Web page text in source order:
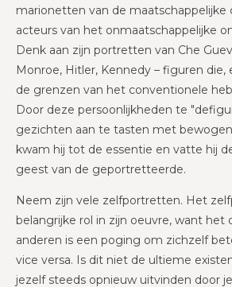
marionetten van de maatschappelijke
acteurs van het onmaatschappelijke
Denk aan zijn portretten van Che
Monroe, Hitler, Kennedy – figuren die,
de grenzen van het conventionele
Door deze persoonlijkheden te
gezichten aan te tasten met
kwam hij tot de essentie en vatte hij
geest van de geportretteerde.
Neem zijn vele zelfportretten. Het
belangrijke rol in zijn oeuvre, want het
anderen is een poging om zichzelf
vice versa. Is dit niet de ultieme
jezelf steeds opnieuw uitvinden door